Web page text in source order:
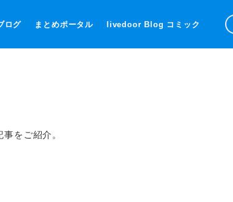
ログ まとめポータル livedoor Blog コミック
をご紹介。